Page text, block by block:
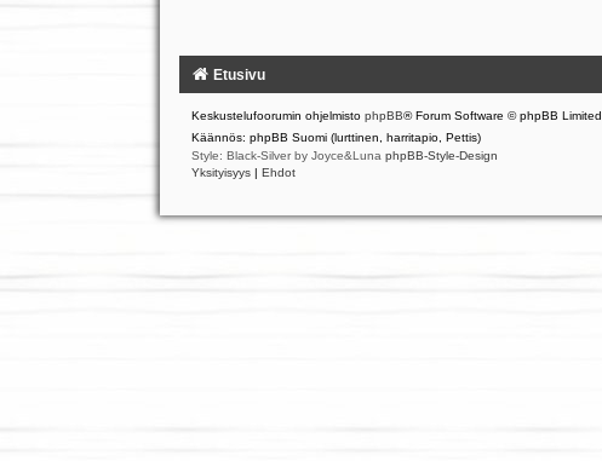
Etusivu
Keskustelufoorumin ohjelmisto phpBB® Forum Software © phpBB Limited
Käännös: phpBB Suomi (lurttinen, harritapio, Pettis)
Style: Black-Silver by Joyce&Luna phpBB-Style-Design
Yksityisyys | Ehdot